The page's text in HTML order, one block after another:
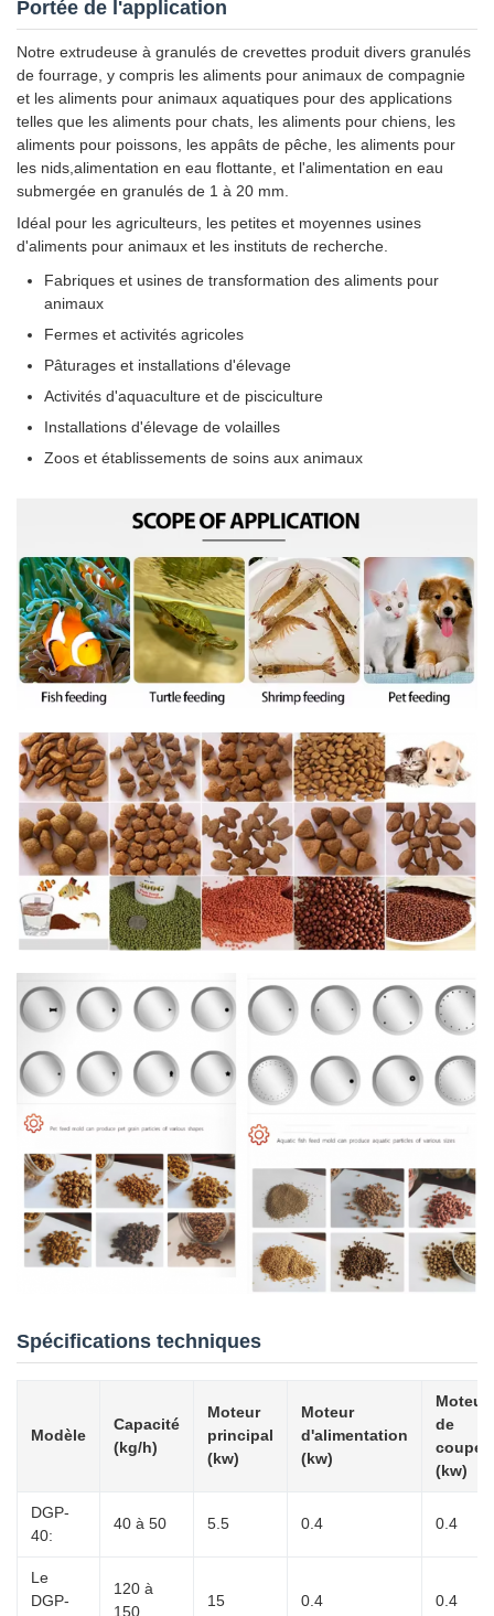
Portée de l'application
Notre extrudeuse à granulés de crevettes produit divers granulés
de fourrage, y compris les aliments pour animaux de compagnie
et les aliments pour animaux aquatiques pour des applications
telles que les aliments pour chats, les aliments pour chiens, les
aliments pour poissons, les appâts de pêche, les aliments pour
les nids,alimentation en eau flottante, et l'alimentation en eau
submergée en granulés de 1 à 20 mm.
Idéal pour les agriculteurs, les petites et moyennes usines
d'aliments pour animaux et les instituts de recherche.
Fabriques et usines de transformation des aliments pour
animaux
Fermes et activités agricoles
Pâturages et installations d'élevage
Activités d'aquaculture et de pisciculture
Installations d'élevage de volailles
Zoos et établissements de soins aux animaux
Spécifications techniques
Modèle
Capacité
(kg/h)
Moteur
principal
(kw)
Moteur
d'alimentation
(kw)
Moteur
de
coupe
(kw)
DGP-
40:
40 à 50 5.5 0.4 0.4
Le
DGP-
120 à
150
15 0.4 0.4